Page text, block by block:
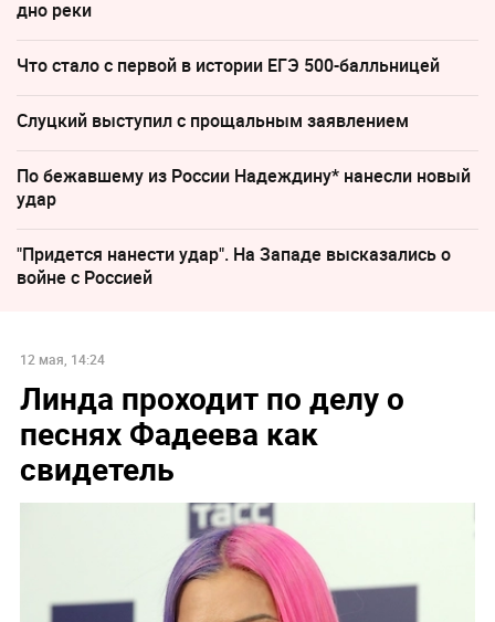
дно реки
Что стало с первой в истории ЕГЭ 500-балльницей
Слуцкий выступил с прощальным заявлением
По бежавшему из России Надеждину* нанесли новый
удар
"Придется нанести удар". На Западе высказались о
войне с Россией
12 мая, 14:24
Линда проходит по делу о
песнях Фадеева как
свидетель